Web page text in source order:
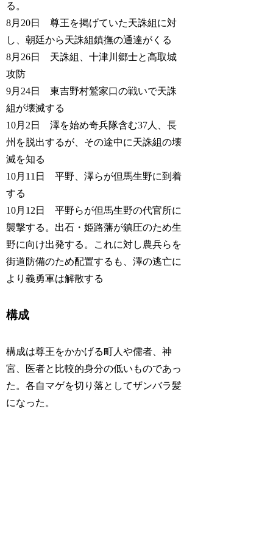
る。
8月20日 尊王を掲げていた天誅組に対
し、朝廷から天誅組鎮撫の通達がくる
8月26日 天誅組、十津川郷士と高取城
攻防
9月24日 東吉野村鷲家口の戦いで天誅
組が壊滅する
10月2日 澤を始め奇兵隊含む37人、長
州を脱出するが、その途中に天誅組の壊
滅を知る
10月11日 平野、澤らが但馬生野に到着
する
10月12日 平野らが但馬生野の代官所に
襲撃する。出石・姫路藩が鎮圧のため生
野に向け出発する。これに対し農兵らを
街道防備のため配置するも、澤の逃亡に
より義勇軍は解散する
構成
構成は尊王をかかげる町人や儒者、神
宮、医者と比較的身分の低いものであっ
た。各自マゲを切り落としてザンバラ髪
になった。